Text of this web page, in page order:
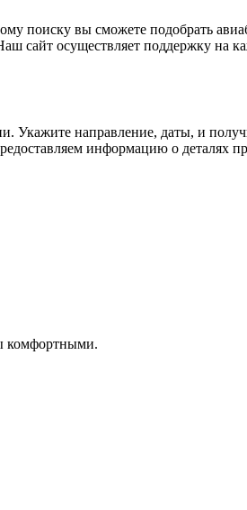
поиску вы сможете подобрать
сайт осуществляет поддержку на
Укажите направление, даты, и
информацию о деталях
комфортными.